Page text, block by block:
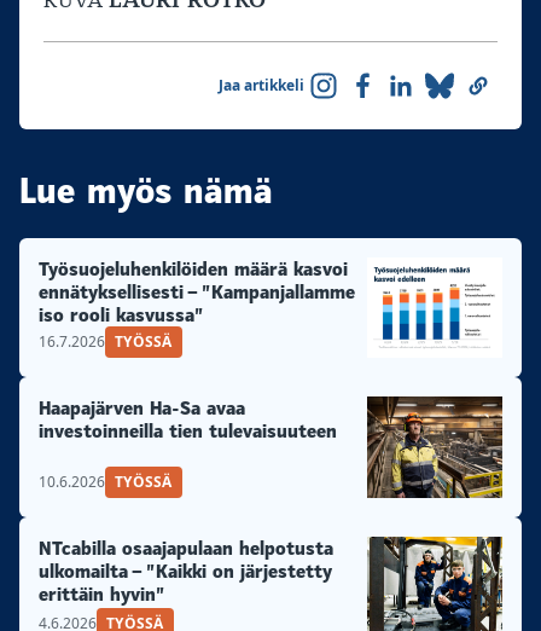
Jaa artikkeli
Lue myös nämä
Työsuojeluhenkilöiden määrä kasvoi
ennätyksellisesti – ”Kampanjallamme
iso rooli kasvussa”
16.7.2026 TYÖSSÄ
Haapajärven Ha-Sa avaa
investoinneilla tien tulevaisuuteen
10.6.2026 TYÖSSÄ
NTcabilla osaajapulaan helpotusta
ulkomailta – ”Kaikki on järjestetty
erittäin hyvin”
4.6.2026 TYÖSSÄ